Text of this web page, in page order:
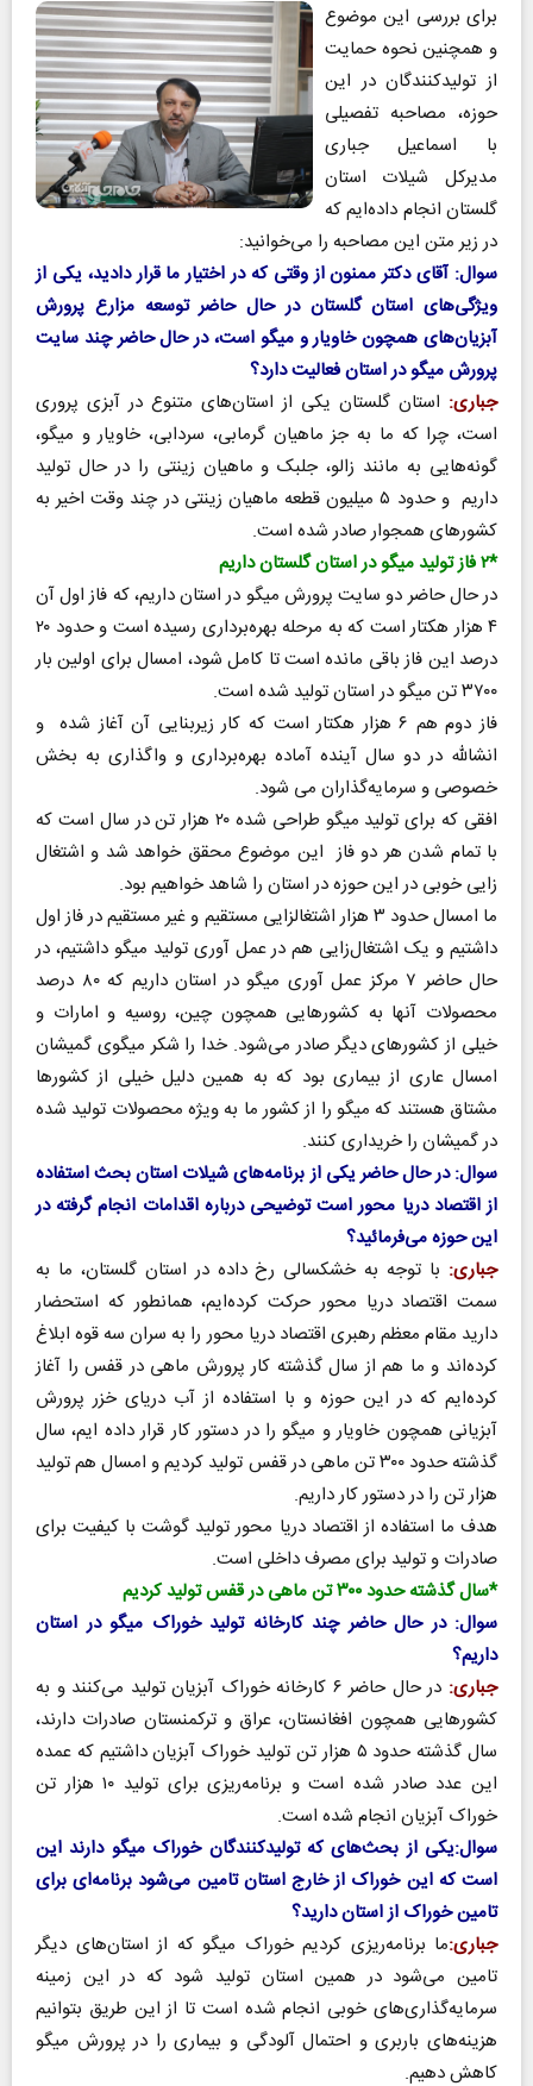
برای بررسی این موضوع
و همچنین نحوه حمایت‌
از تولیدکنندگان در این
حوزه، مصاحبه تفصیلی
با اسماعیل جباری
مدیرکل شیلات استان
گلستان انجام داده‌ایم که
در زیر متن این مصاحبه را می‌خوانید:
سوال: آقای دکتر ممنون از وقتی که در اختیار ما قرار دادید، یکی از
ویژگی‌های استان گلستان در حال حاضر توسعه مزارع پرورش
آبزیان‌های همچون خاویار و میگو است، در حال حاضر چند سایت
پرورش میگو در استان فعالیت دارد؟
جباری: استان گلستان یکی از استان‌های متنوع در آبزی پروری
است، چرا که ما به جز ماهیان گرمابی، سردابی، خاویار و میگو،
گونه‌هایی به مانند زالو، جلبک و ماهیان زینتی را در حال تولید
داریم و حدود ۵ میلیون قطعه ماهیان زینتی در چند وقت اخیر به
کشورهای همجوار صادر شده است.
*۲ فاز تولید میگو در استان گلستان داریم
در حال حاضر دو سایت پرورش میگو در استان داریم، که فاز اول آن
۴ هزار هکتار است که به مرحله بهره‌برداری رسیده است و حدود ۲۰
درصد این فاز باقی مانده است تا کامل شود، امسال برای اولین بار
۳۷۰۰ تن میگو در استان تولید شده است.
فاز دوم هم ۶ هزار هکتار است که کار زیربنایی آن آغاز شده و
انشالله در دو سال آینده آماده بهره‌برداری و واگذاری به بخش
خصوصی و سرمایه‌گذاران می شود.
افقی که برای تولید میگو طراحی شده ۲۰ هزار تن در سال است که
با تمام شدن هر دو فاز این موضوع محقق خواهد شد و اشتغال
زایی خوبی در این حوزه در استان را شاهد خواهیم بود.
ما امسال حدود ۳ هزار اشتغالزایی مستقیم و غیر مستقیم در فاز اول
داشتیم و یک اشتغال‌زایی هم در عمل آوری تولید میگو داشتیم، در
حال حاضر ۷ مرکز عمل آوری میگو در استان داریم که ۸۰ درصد
محصولات آنها به کشورهایی همچون چین، روسیه و امارات و
خیلی از کشورهای دیگر صادر می‌شود. خدا را شکر میگوی گمیشان
امسال عاری از بیماری بود که به همین دلیل خیلی از کشورها
مشتاق هستند که میگو را از کشور ما به ویژه محصولات تولید شده
در گمیشان را خریداری کنند.
سوال: در حال حاضر یکی از برنامه‌های شیلات استان بحث استفاده
از اقتصاد دریا محور است توضیحی درباره اقدامات انجام گرفته در
این حوزه می‌فرمائید؟
جباری: با توجه به خشکسالی رخ داده در استان گلستان، ما به
سمت اقتصاد دریا محور حرکت کرده‌ایم، همانطور که استحضار
دارید مقام معظم رهبری اقتصاد دریا محور را به سران سه قوه ابلاغ
کرده‌اند و ما هم از سال گذشته کار پرورش ماهی در قفس را آغاز
کرده‌ایم که در این حوزه و با استفاده از آب دریای خزر پرورش
آبزیانی همچون خاویار و میگو را در دستور کار قرار داده ایم، سال
گذشته حدود ۳۰۰ تن ماهی در قفس تولید کردیم و امسال هم تولید
هزار تن را در دستور کار داریم.
هدف ما استفاده از اقتصاد دریا محور تولید گوشت با کیفیت برای
صادرات و تولید برای مصرف داخلی است.
*سال گذشته حدود ۳۰۰ تن ماهی در قفس تولید کردیم
سوال: در حال حاضر چند کارخانه تولید خوراک میگو در استان
داریم؟
جباری:
در حال حاضر ۶ کارخانه خوراک آبزیان تولید می‌کنند و به
کشورهایی همچون افغانستان، عراق و ترکمنستان صادرات دارند،
سال گذشته حدود ۵ هزار تن تولید خوراک آبزیان داشتیم که عمده
این عدد صادر شده است و برنامه‌ریزی برای تولید ۱۰ هزار تن
خوراک آبزیان انجام شده است.
سوال:یکی از بحث‌های که تولیدکنندگان خوراک میگو دارند این
است که این خوراک از خارج استان تامین می‌شود برنامه‌ای برای
تامین خوراک از استان دارید؟
جباری:ما برنامه‌ریزی کردیم خوراک میگو که از استان‌های دیگر
تامین می‌شود در همین استان تولید شود که در این زمینه
سرمایه‌گذاری‌های خوبی انجام شده است تا از این طریق بتوانیم
هزینه‌های باربری و احتمال آلودگی و بیماری را در پرورش میگو
کاهش دهیم.